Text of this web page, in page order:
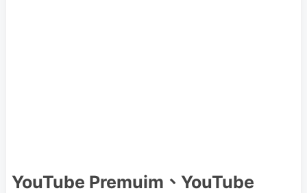
YouTube Premuim、YouTube